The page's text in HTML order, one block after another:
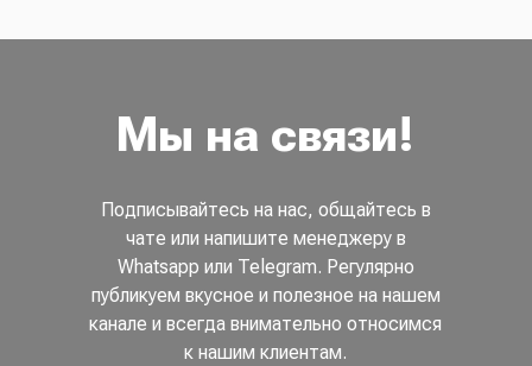
Мы на связи!
Подписывайтесь на нас, общайтесь в
чате или напишите менеджеру в
Whatsapp или Telegram. Регулярно
публикуем вкусное и полезное на нашем
канале и всегда внимательно относимся
к нашим клиентам.